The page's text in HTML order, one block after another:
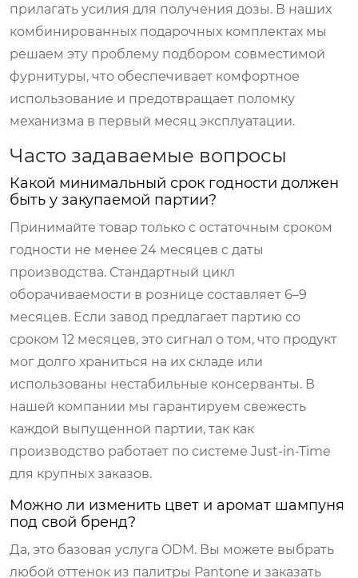
прилагать усилия для получения дозы. В наших
комбинированных подарочных комплектах мы
решаем эту проблему подбором совместимой
фурнитуры, что обеспечивает комфортное
использование и предотвращает поломку
механизма в первый месяц эксплуатации.
Часто задаваемые вопросы
Какой минимальный срок годности должен
быть у закупаемой партии?
Принимайте товар только с остаточным сроком
годности не менее 24 месяцев с даты
производства. Стандартный цикл
оборачиваемости в рознице составляет 6–9
месяцев. Если завод предлагает партию со
сроком 12 месяцев, это сигнал о том, что продукт
мог долго храниться на их складе или
использованы нестабильные консерванты. В
нашей компании мы гарантируем свежесть
каждой выпущенной партии, так как
производство работает по системе Just-in-Time
для крупных заказов.
Можно ли изменить цвет и аромат шампуня
под свой бренд?
Да, это базовая услуга ODM. Вы можете выбрать
любой оттенок из палитры Pantone и заказать